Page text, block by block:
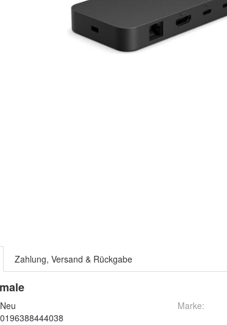
Zahlung, Versand & Rückgabe
Neu
0196388444038
Marke: